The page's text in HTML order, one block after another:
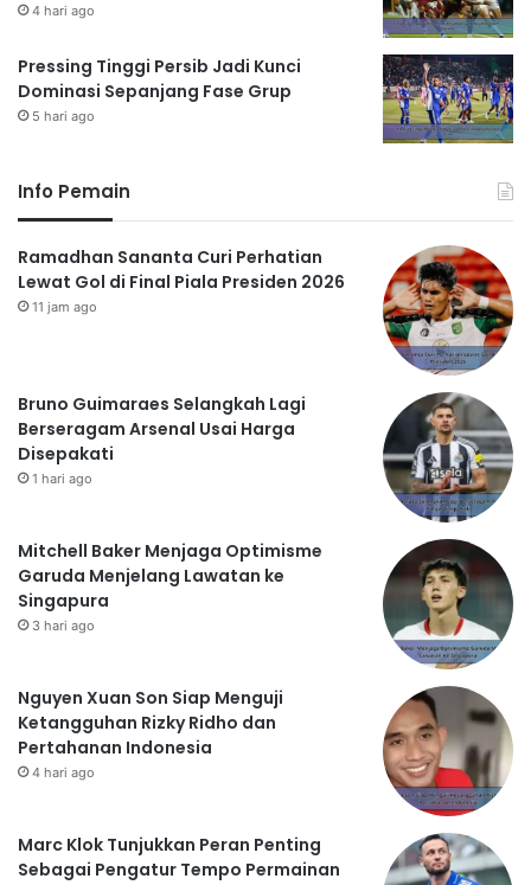
4 hari ago
Pressing Tinggi Persib Jadi Kunci
Dominasi Sepanjang Fase Grup
5 hari ago
Info Pemain
Ramadhan Sananta Curi Perhatian
Lewat Gol di Final Piala Presiden 2026
11 jam ago
Bruno Guimaraes Selangkah Lagi
Berseragam Arsenal Usai Harga
Disepakati
1 hari ago
Mitchell Baker Menjaga Optimisme
Garuda Menjelang Lawatan ke
Singapura
3 hari ago
Nguyen Xuan Son Siap Menguji
Ketangguhan Rizky Ridho dan
Pertahanan Indonesia
4 hari ago
Marc Klok Tunjukkan Peran Penting
Sebagai Pengatur Tempo Permainan